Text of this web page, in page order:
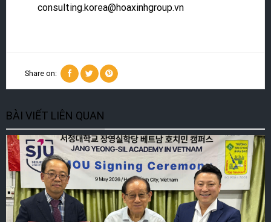
consulting.korea@hoaxinhgroup.vn
Share on:
BÀI VIẾT LIÊN QUAN